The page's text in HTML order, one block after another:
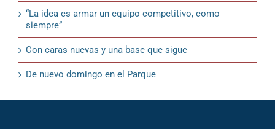
“La idea es armar un equipo competitivo, como
siempre”
Con caras nuevas y una base que sigue
De nuevo domingo en el Parque